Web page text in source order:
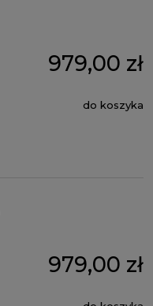
979,00 zł
do koszyka
979,00 zł